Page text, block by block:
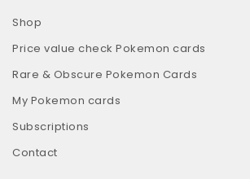
Shop
Price value check Pokemon cards
Rare & Obscure Pokemon Cards
My Pokemon cards
Subscriptions
Contact